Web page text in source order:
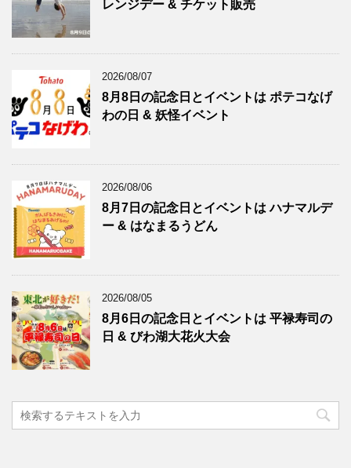
レンジデー & チケット販売
2026/08/07
8月8日の記念日とイベントは ポテコなげ
わの日 & 妖怪イベント
2026/08/06
8月7日の記念日とイベントは ハナマルデ
ー & はなまるうどん
2026/08/05
8月6日の記念日とイベントは 平禄寿司の
日 & びわ湖大花火大会